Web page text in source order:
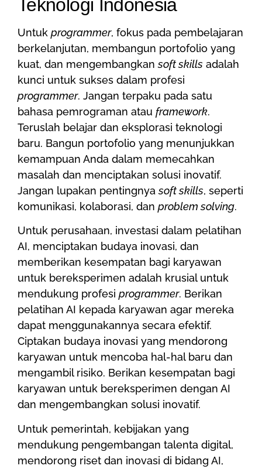
Teknologi Indonesia
Untuk programmer, fokus pada pembelajaran
berkelanjutan, membangun portofolio yang
kuat, dan mengembangkansoft skills adalah
kunci untuk sukses dalam profesi
programmer. Jangan terpaku pada satu
bahasa pemrograman atau framework.
Teruslah belajar dan eksplorasi teknologi
baru. Bangun portofolio yang menunjukkan
kemampuan Anda dalam memecahkan
masalah dan menciptakan solusi inovatif.
Jangan lupakan pentingnyasoft skills, seperti
komunikasi, kolaborasi, dan problem solving.
Untuk perusahaan, investasi dalam pelatihan
AI, menciptakan budaya inovasi, dan
memberikan kesempatan bagi karyawan
untuk bereksperimen adalah krusial untuk
mendukung profesi programmer. Berikan
pelatihan AI kepada karyawan agar mereka
dapat menggunakannya secara efektif.
Ciptakan budaya inovasi yang mendorong
karyawan untuk mencoba hal-hal baru dan
mengambil risiko. Berikan kesempatan bagi
karyawan untuk bereksperimen dengan AI
dan mengembangkan solusi inovatif.
Untuk pemerintah, kebijakan yang
mendukung pengembangan talenta digital,
mendorong riset dan inovasi di bidang AI,